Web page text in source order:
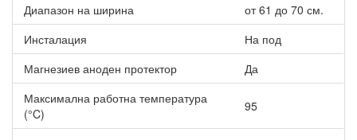
Диапазон на ширина
от 61 до 70 см.
Инсталация
На под
Магнезиев аноден протектор
Да
Максимална работна температура
(°C)
95